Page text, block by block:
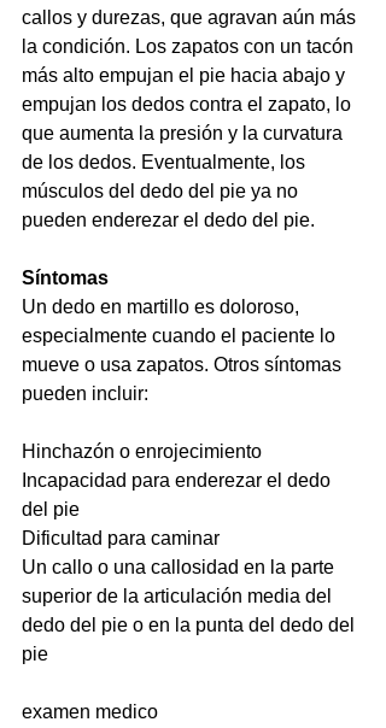
callos y durezas, que agravan aún más
la condición. Los zapatos con un tacón
más alto empujan el pie hacia abajo y
empujan los dedos contra el zapato, lo
que aumenta la presión y la curvatura
de los dedos. Eventualmente, los
músculos del dedo del pie ya no
pueden enderezar el dedo del pie.
Síntomas
Un dedo en martillo es doloroso,
especialmente cuando el paciente lo
mueve o usa zapatos. Otros síntomas
pueden incluir:
Hinchazón o enrojecimiento
Incapacidad para enderezar el dedo
del pie
Dificultad para caminar
Un callo o una callosidad en la parte
superior de la articulación media del
dedo del pie o en la punta del dedo del
pie
examen medico